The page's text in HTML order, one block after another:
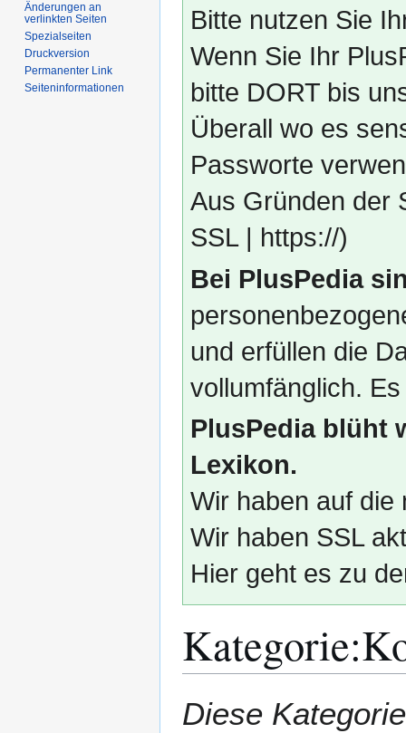
Bitte nutzen Sie
Wenn Sie Ihr
bitte DORT bis
Überall wo es
Passworte
Aus Gründen der
SSL | https://)
Bei PlusPedia
und erfüllen die
vollumfänglich.
PlusPedia blüht
Lexikon.
Wir haben auf die
Wir haben SSL
Hier geht es zu
Kategorie:
Navigation
Suche
Diese
Änderungen an
verlinkten Seiten
Spezialseiten
Druckversion
Permanenter Link
Seiten­­informationen